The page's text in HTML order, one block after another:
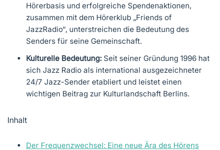
Hörerbasis und erfolgreiche Spendenaktionen,
zusammen mit dem Hörerklub „Friends of
JazzRadio“, unterstreichen die Bedeutung des
Senders für seine Gemeinschaft.
Kulturelle Bedeutung: Seit seiner Gründung 1996 hat
sich Jazz Radio als international ausgezeichneter
24/7 Jazz-Sender etabliert und leistet einen
wichtigen Beitrag zur Kulturlandschaft Berlins.
Inhalt
Der Frequenzwechsel: Eine neue Ära des Hörens